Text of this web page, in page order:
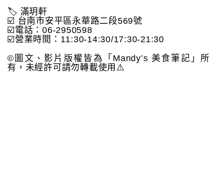
🏷️ 滿玥軒
☑️ 台南市安平區永華路二段569號
☑️電話：06-2950598
☑️營業時間：11:30-14:30/17:30-21:30
©️圖文、影片版權皆為「Mandy’s 美食筆記」所
有，未經許可請勿轉載使用⚠️